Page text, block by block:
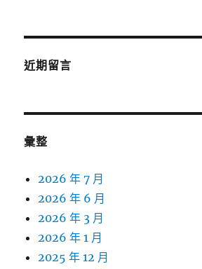
近期留言
彙整
2026 年 7 月
2026 年 6 月
2026 年 3 月
2026 年 1 月
2025 年 12 月